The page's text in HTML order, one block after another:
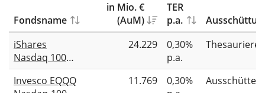
Fondsname
in Mio. €
(AuM)
TER
p.a.
iShares
Nasdaq 100
UCITS ETF
(Acc)
24.229
0,30%
p.a.
Invesco EQQQ
11.769
0,30%